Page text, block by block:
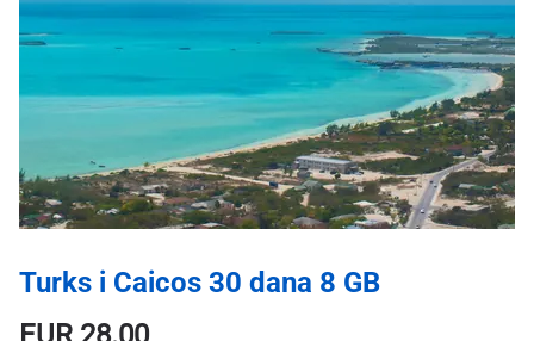
Turks i Caicos 30 dana 8 GB